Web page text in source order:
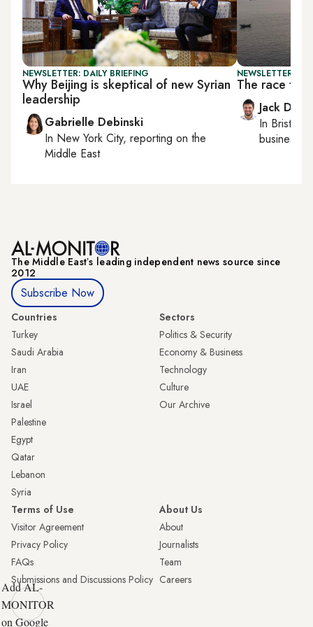
NEWSLETTER: DAILY BRIEFING
Why Beijing is skeptical of new Syrian
leadership
Gabrielle Debinski
In New York City, reporting on the
Middle East
NEWSLETTER:
The race to
Jack
In Bristol
business,
The Middle Eastʼs leading independent news source since
2012
Subscribe Now
Countries
Turkey
Saudi Arabia
Iran
UAE
Israel
Palestine
Egypt
Qatar
Lebanon
Syria
Sectors
Politics & Security
Economy & Business
Technology
Culture
Our Archive
Terms of Use
Visitor Agreement
Privacy Policy
FAQs
Submissions and Discussions Policy
About Us
About
Journalists
Team
Careers
Add AL-
MONITOR
on Google